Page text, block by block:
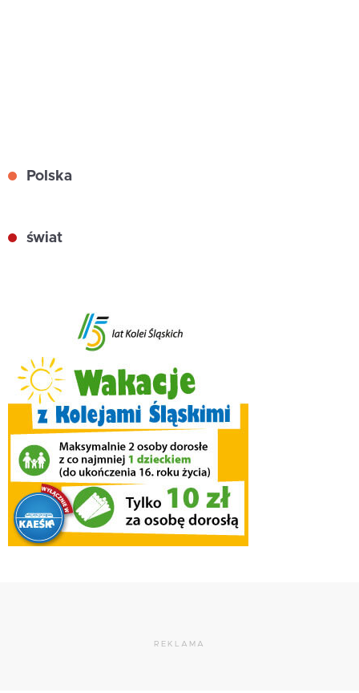
Polska
świat
REKLAMA